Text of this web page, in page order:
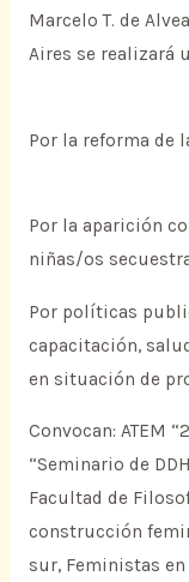
Marcelo T. de
Aires se realizará
Por la reforma de
Por la aparición
niñas/os
Por políticas
capacitación,
en situación de
Convocan: ATEM
“Seminario de
Facultad de
construcción
sur, Feministas